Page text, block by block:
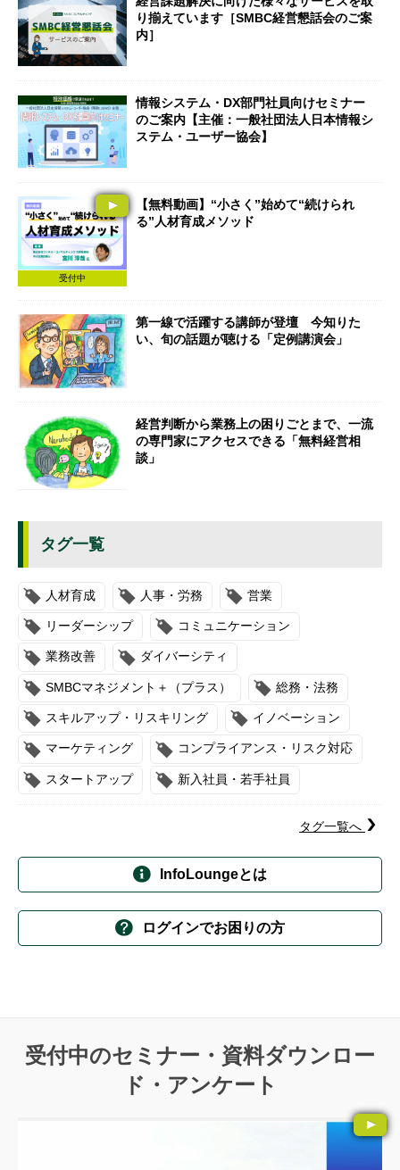
り揃えています［SMBC経営懇話会のご案
内］
情報システム・DX部門社員向けセミナー
のご案内【主催：一般社団法人日本情報シ
ステム・ユーザー協会】
受付中
【無料動画】“小さく”始めて“続けられ
る”人材育成メソッド
第一線で活躍する講師が登壇 今知りた
い、旬の話題が聴ける「定例講演会」
経営判断から業務上の困りごとまで、一流
の専門家にアクセスできる「無料経営相
談」
タグ一覧
人材育成 人事・労務 営業
リーダーシップ コミュニケーション
業務改善 ダイバーシティ
SMBCマネジメント＋（プラス） 総務・法務
スキルアップ・リスキリング イノベーション
マーケティング コンプライアンス・リスク対応
スタートアップ 新入社員・若手社員
タグ一覧へ
InfoLoungeとは
ログインでお困りの方
受付中のセミナー・資料ダウンロー
ド・アンケート